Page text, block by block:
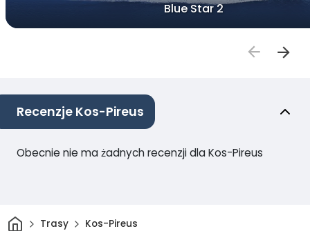
Blue Star 2
Recenzje Kos-Pireus
Obecnie nie ma żadnych recenzji dla Kos-Pireus
DomTrasy Kos-Pireus